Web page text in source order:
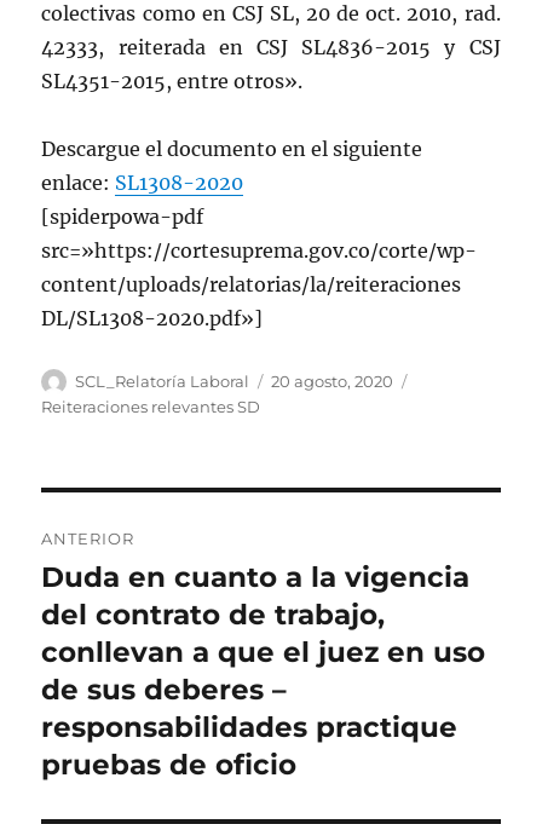
colectivas como en CSJ SL, 20 de oct. 2010, rad.
42333, reiterada en CSJ SL4836-2015 y CSJ
SL4351-2015, entre otros».
Descargue el documento en el siguiente
enlace: SL1308-2020
[spiderpowa-pdf
src=»https://cortesuprema.gov.co/corte/wp-
content/uploads/relatorias/la/reiteraciones
DL/SL1308-2020.pdf»]
Autor
SCL_Relatoría Laboral
Publicado
20 agosto, 2020
Reiteraciones relevantes SD
de
entradas
ANTERIOR
Entrada
anterior:
Duda en cuanto a la vigencia
del contrato de trabajo,
conllevan a que el juez en uso
de sus deberes –
responsabilidades practique
pruebas de oficio